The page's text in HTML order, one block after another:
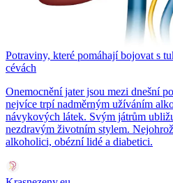
Potraviny, které pomáhají bojovat s
cévách
Onemocnění jater jsou mezi dnešní
nejvíce trpí nadměrným užíváním
návykových látek. Svým játrům
nezdravým životním stylem.
alkoholici, obézní lidé a diabetici.